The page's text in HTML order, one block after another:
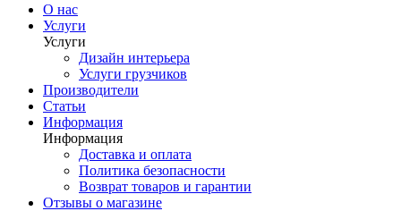
О нас
Услуги
Услуги
Дизайн интерьера
Услуги грузчиков
Производители
Статьи
Информация
Информация
Доставка и оплата
Политика безопасности
Возврат товаров и гарантии
Отзывы о магазине